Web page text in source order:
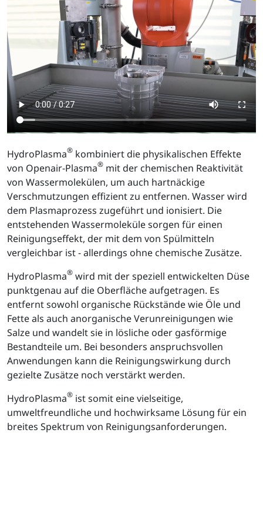
HydroPlasma® kombiniert die physikalischen Effekte
von Openair-Plasma® mit der chemischen Reaktivität
von Wassermolekülen, um auch hartnäckige
Verschmutzungen effizient zu entfernen. Wasser wird
dem Plasmaprozess zugeführt und ionisiert. Die
entstehenden Wassermoleküle sorgen für einen
Reinigungseffekt, der mit dem von Spülmitteln
vergleichbar ist - allerdings ohne chemische Zusätze.
HydroPlasma® wird mit der speziell entwickelten Düse
punktgenau auf die Oberfläche aufgetragen. Es
entfernt sowohl organische Rückstände wie Öle und
Fette als auch anorganische Verunreinigungen wie
Salze und wandelt sie in lösliche oder gasförmige
Bestandteile um. Bei besonders anspruchsvollen
Anwendungen kann die Reinigungswirkung durch
gezielte Zusätze noch verstärkt werden.
HydroPlasma® ist somit eine vielseitige,
umweltfreundliche und hochwirksame Lösung für ein
breites Spektrum von Reinigungsanforderungen.